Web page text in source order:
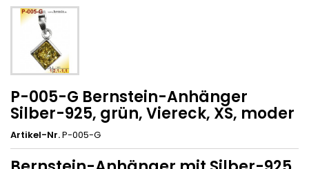
P-005-G Bernstein-Anhänger
Silber-925, grün, Viereck, XS, moder
Artikel-Nr.P-005-G